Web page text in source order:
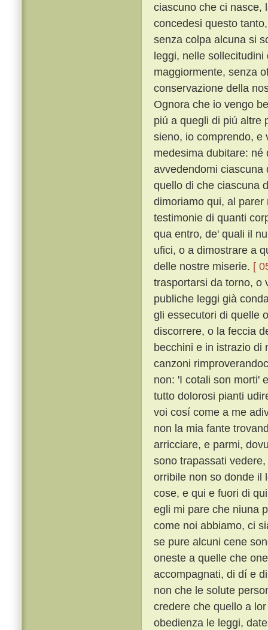
ciascuno che ci nasce,
concedesi questo
senza colpa alcuna si
leggi, nelle
maggiormente, senza
conservazione della
Ognora che io vengo
piú a quegli di piú altre
sieno, io comprendo, e
medesima dubitare:
avvedendomi ciascuna
quello di che ciascuna
dimoriamo qui, al
testimonie di quanti
qua entro, de' quali il
ufici, o a dimostrare a
delle nostre miserie. [
trasportarsi da torno, o
publiche leggi già
gli essecutori di quelle
discorrere, o la feccia
becchini e in istrazio di
canzoni
non: 'I cotali son morti'
tutto dolorosi pianti
voi cosí come a me
non la mia fante
arricciare, e parmi,
sono trapassati
orribile non so donde il
cose, e qui e fuori di
egli mi pare che niuna
come noi abbiamo, ci
se pure alcuni cene
oneste a quelle che
accompagnati, di dí e
non che le solute
credere che quello a
obedienza le leggi,